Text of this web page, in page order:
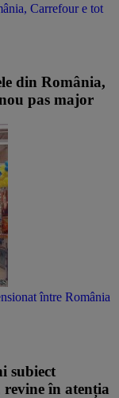
Carrefour e tot
din România,
pas major
între România
subiect
în atenția